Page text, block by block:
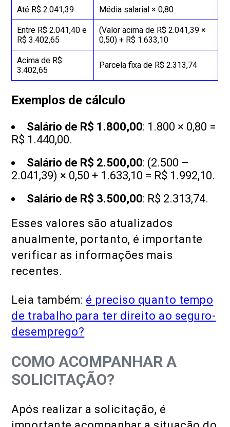
Até R$ 2.041,39 Média salarial × 0,80
Entre R$ 2.041,40 e
R$ 3.402,65
(Valor acima de R$ 2.041,39 ×
0,50) + R$ 1.633,10
Acima de R$
3.402,65
Parcela fixa de R$ 2.313,74
Exemplos de cálculo
Salário de R$ 1.800,00: 1.800 × 0,80 =
R$ 1.440,00.
Salário de R$ 2.500,00: (2.500 –
2.041,39) × 0,50 + 1.633,10 = R$ 1.992,10.
Salário de R$ 3.500,00: R$ 2.313,74.
Esses valores são atualizados
anualmente, portanto, é importante
verificar as informações mais
recentes.
Leia também: é preciso quanto tempo
de trabalho para ter direito ao seguro-
desemprego?
COMO ACOMPANHAR A
SOLICITAÇÃO?
Após realizar a solicitação, é